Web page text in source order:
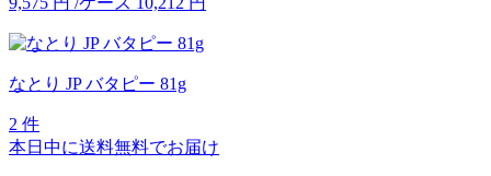
なとり JP バタピー 81g
2 件
本日中に送料無料でお届け